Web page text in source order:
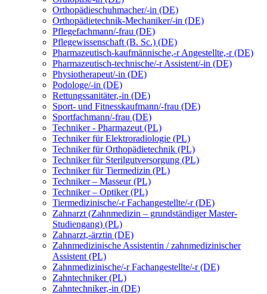
Orthopädieschuhmacher/-in (DE)
Orthopädietechnik-Mechaniker/-in (DE)
Pflegefachmann/-frau (DE)
Pflegewissenschaft (B. Sc.) (DE)
Pharmazeutisch-kaufmännische,-r Angestellte,-r (DE)
Pharmazeutisch-technische/-r Assistent/-in (DE)
Physiotherapeut/-in (DE)
Podologe/-in (DE)
Rettungssanitäter,-in (DE)
Sport- und Fitnesskaufmann/-frau (DE)
Sportfachmann/-frau (DE)
Techniker - Pharmazeut (PL)
Techniker für Elektroradiologie (PL)
Techniker für Orthopädietechnik (PL)
Techniker für Sterilgutversorgung (PL)
Techniker für Tiermedizin (PL)
Techniker – Masseur (PL)
Techniker – Optiker (PL)
Tiermedizinische/-r Fachangestellte/-r (DE)
Zahnarzt (Zahnmedizin – grundständiger Master-
Studiengang) (PL)
Zahnarzt,-ärztin (DE)
Zahnmedizinische Assistentin / zahnmedizinischer
Assistent (PL)
Zahnmedizinische/-r Fachangestellte/-r (DE)
Zahntechniker (PL)
Zahntechniker,-in (DE)